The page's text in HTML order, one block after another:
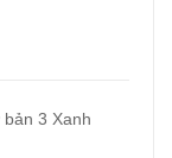
3 Xanh